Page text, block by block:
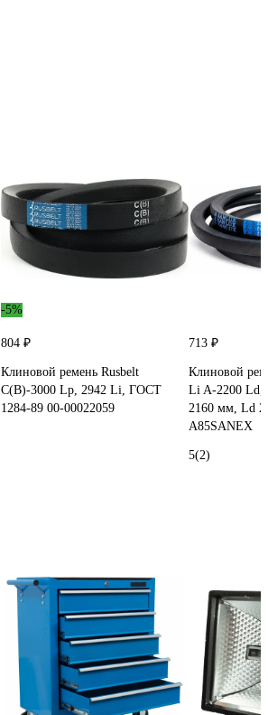
-5%
804 ₽
Клиновой ремень Rusbelt
С(В)-3000 Lp, 2942 Li, ГОСТ
1284-89 00-00022059
713 ₽
Клиновой
Li A-2200 Ld,
2160 мм, Ld
A85SANEX
5(2)